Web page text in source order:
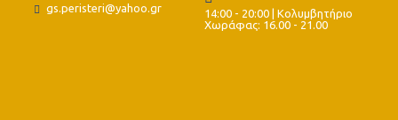
gs.peristeri@yahoo.gr
14:00 - 20:00 | Κολυμβητήριο
Χωράφας: 16.00 - 21.00